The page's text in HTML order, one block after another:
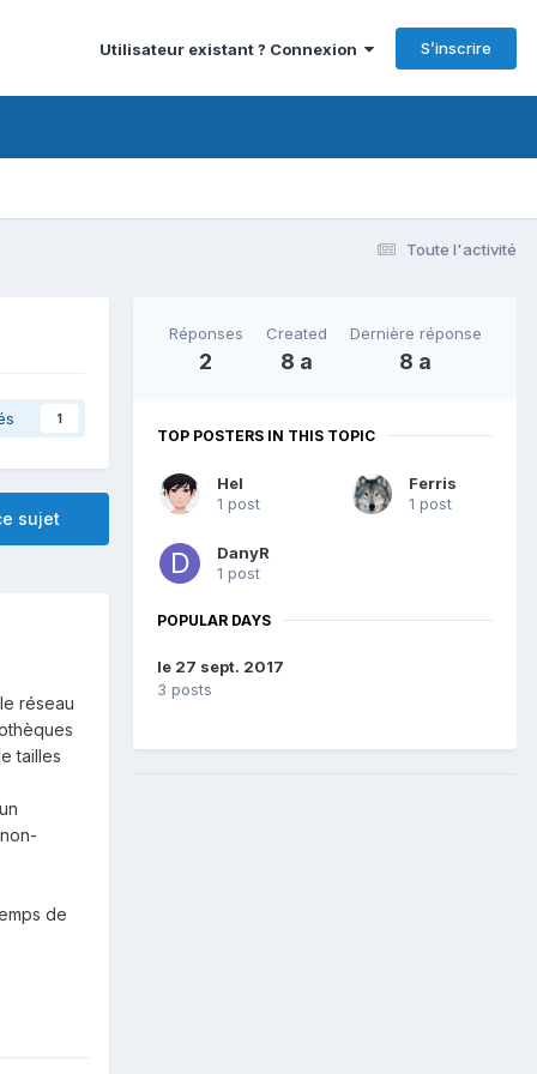
Utilisateur existant ? Connexion S’inscrire
Toute l'activité
1
sujet
réseau
tailles
de
Réponses
2
Created
8 a
Dernière réponse
8 a
TOP POSTERS IN THIS TOPIC
Hel
1 post
Ferris
1 post
DanyR
1 post
POPULAR DAYS
le 27 sept. 2017
3 posts